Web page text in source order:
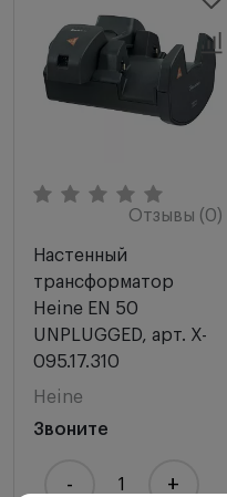
Отзывы (0)
Настенный
трансформатор
Heine EN 50
UNPLUGGED, арт. X-
095.17.310
Heine
Звоните
- +